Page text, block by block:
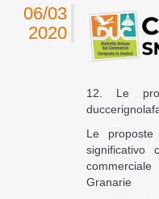
06/03
2020
12. Le
Le
significativo
Granarie